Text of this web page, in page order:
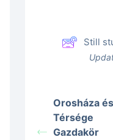
Still
Orosháza és
Térsége
Gazdakör